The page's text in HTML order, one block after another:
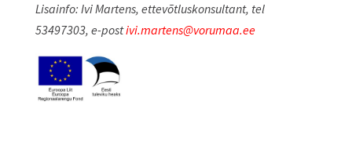
Lisainfo: Ivi Martens, ettevõtluskonsultant, tel
53497303, e-postivi.martens@vorumaa.ee